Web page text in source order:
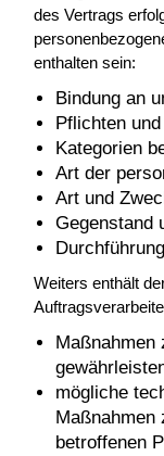
des Vertrags
enthalten sein:
Bindung an
Pflichten
Kategorien
Art der
Art und
Gegenstand
Weiters enthält
Maßnahmen
mögliche
Maßnahmen
betroffenen